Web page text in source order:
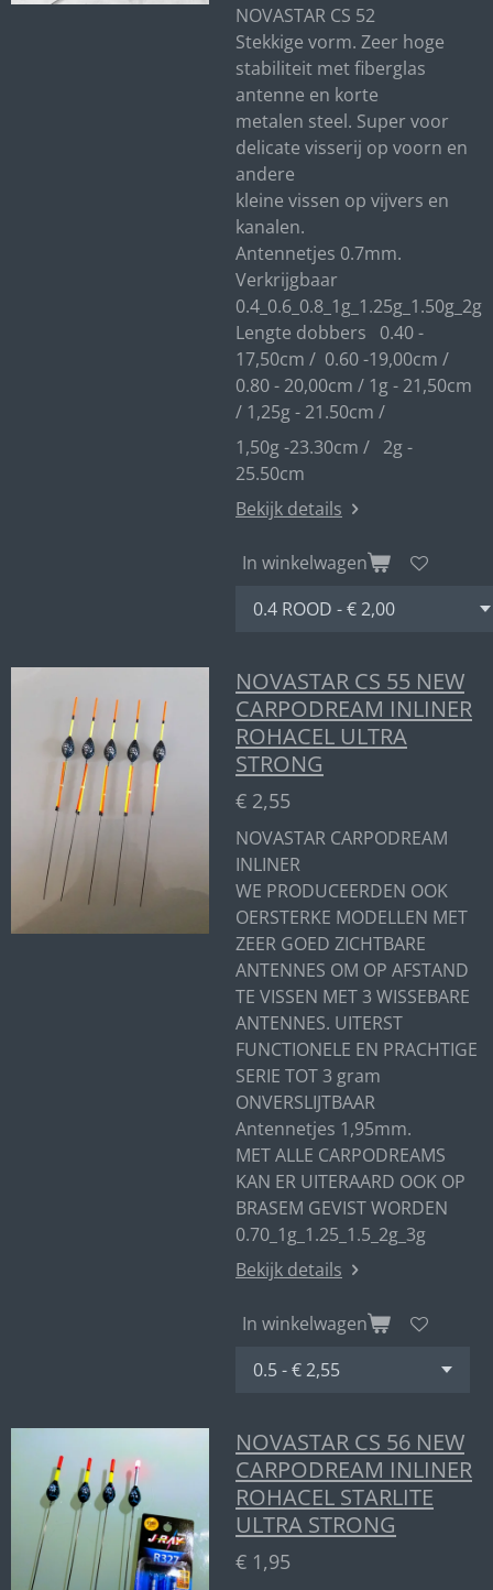
NOVASTAR CS 52
Stekkige vorm. Zeer hoge
stabiliteit met fiberglas
antenne en korte
metalen steel. Super voor
delicate visserij op voorn en
andere
kleine vissen op vijvers en
kanalen.
Antennetjes 0.7mm.
Verkrijgbaar
0.4_0.6_0.8_1g_1.25g_1.50g_2g
Lengte dobbers 0.40 -
17,50cm / 0.60 -19,00cm /
0.80 - 20,00cm / 1g - 21,50cm
/ 1,25g - 21.50cm /
1,50g -23.30cm / 2g -
25.50cm
Bekijk details
In winkelwagen
NOVASTAR CS 55 NEW
CARPODREAM INLINER
ROHACEL ULTRA
STRONG
€ 2,55
NOVASTAR CARPODREAM
INLINER
WE PRODUCEERDEN OOK
OERSTERKE MODELLEN MET
ZEER GOED ZICHTBARE
ANTENNES OM OP AFSTAND
TE VISSEN MET 3 WISSEBARE
ANTENNES. UITERST
FUNCTIONELE EN PRACHTIGE
SERIE TOT 3 gram
ONVERSLIJTBAAR
Antennetjes 1,95mm.
MET ALLE CARPODREAMS
KAN ER UITERAARD OOK OP
BRASEM GEVIST WORDEN
0.70_1g_1.25_1.5_2g_3g
Bekijk details
In winkelwagen
NOVASTAR CS 56 NEW
CARPODREAM INLINER
ROHACEL STARLITE
ULTRA STRONG
€ 1,95